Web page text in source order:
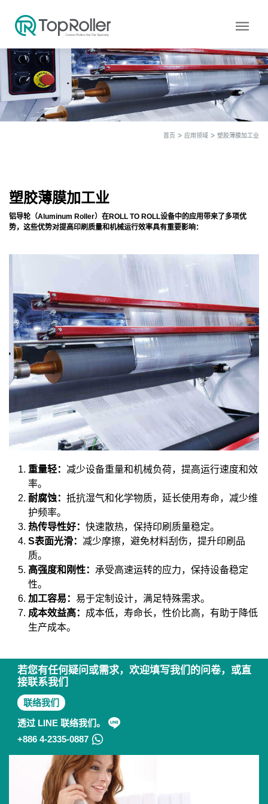
menu
首页 应用领域 塑胶薄膜加工业
塑胶薄膜加工业
铝导轮（Aluminum Roller）在ROLL TO ROLL设备中的应用带来了多项优
势，这些优势对提高印刷质量和机械运行效率具有重要影响：
重量轻： 减少设备重量和机械负荷，提高运行速度和效
率。
耐腐蚀： 抵抗湿气和化学物质，延长使用寿命，减少维
护频率。
热传导性好： 快速散热，保持印刷质量稳定。
S表面光滑： 减少摩擦，避免材料刮伤，提升印刷品
质。
高强度和刚性： 承受高速运转的应力，保持设备稳定
性。
加工容易： 易于定制设计，满足特殊需求。
成本效益高： 成本低，寿命长，性价比高，有助于降低
生产成本。
若您有任何疑问或需求，欢迎填写我们的问卷，或直
接联系我们
联络我们
透过 LINE 联络我们。
+886 4-2335-0887